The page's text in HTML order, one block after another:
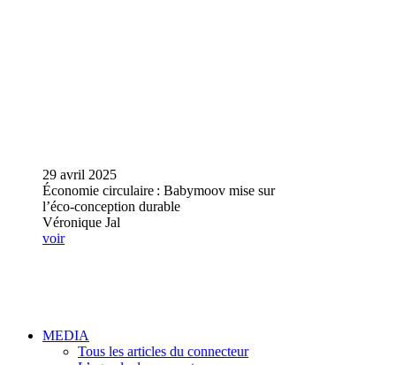
29 avril 2025
Économie circulaire : Babymoov mise sur
l’éco‑conception durable
Véronique Jal
voir
MEDIA
Tous les articles du connecteur